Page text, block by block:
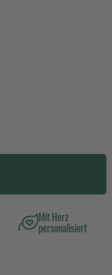
Mit Herz
personalisiert